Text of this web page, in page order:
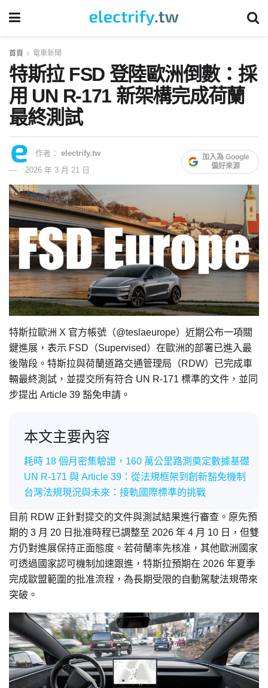
首頁 電車新聞
特斯拉 FSD 登陸歐洲倒數：採
用 UN R-171 新架構完成荷蘭
最終測試
作者： electrify.tw
2026 年 3 月 21 日
加入為 Google
偏好來源
特斯拉歐洲 X 官方帳號（@teslaeurope）近期公布一項關
鍵進展，表示 FSD（Supervised）在歐洲的部署已進入最
後階段。特斯拉與荷蘭道路交通管理局（RDW）已完成車
輛最終測試，並提交所有符合 UN R-171 標準的文件，並同
步提出 Article 39 豁免申請。
本文主要內容
耗時 18 個月密集驗證，160 萬公里路測奠定數據基礎
UN R-171 與 Article 39：從法規框架到創新豁免機制
台灣法規現況與未來：接軌國際標準的挑戰
目前 RDW 正針對提交的文件與測試結果進行審查。原先預
期的 3 月 20 日批准時程已調整至 2026 年 4 月 10 日，但雙
方仍對進展保持正面態度。若荷蘭率先核准，其他歐洲國家
可透過國家認可機制加速跟進，特斯拉預期在 2026 年夏季
完成歐盟範圍的批准流程，為長期受限的自動駕駛法規帶來
突破。